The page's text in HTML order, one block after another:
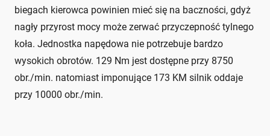
biegach kierowca powinien mieć się na baczności, gdyż
nagły przyrost mocy może zerwać przyczepność tylnego
koła. Jednostka napędowa nie potrzebuje bardzo
wysokich obrotów. 129 Nm jest dostępne przy 8750
obr./min. natomiast imponujące 173 KM silnik oddaje
przy 10000 obr./min.